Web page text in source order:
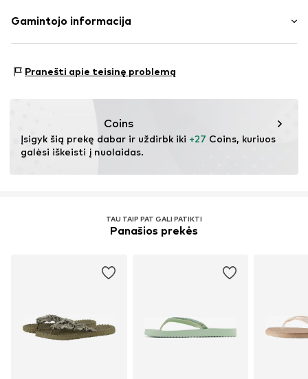
Išorinė medžiaga: Poliuretanas - PUR (perdirbtas)
Kilmės šalis: Kinija
Nevalyti chemiškai
Nelyginti
Nebalinti
Gamintojo informacija
3140 Aalsgaarde
Pranešti apie teisinę problemą
Coins
Įsigyk šią prekę dabar ir uždirbk iki +27 Coins, kuriuos
galėsi iškeisti į nuolaidas.
TAU TAIP PAT GALI PATIKTI
Panašios prekės